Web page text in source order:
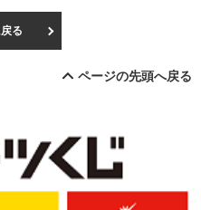
る
ページの先頭へ戻る